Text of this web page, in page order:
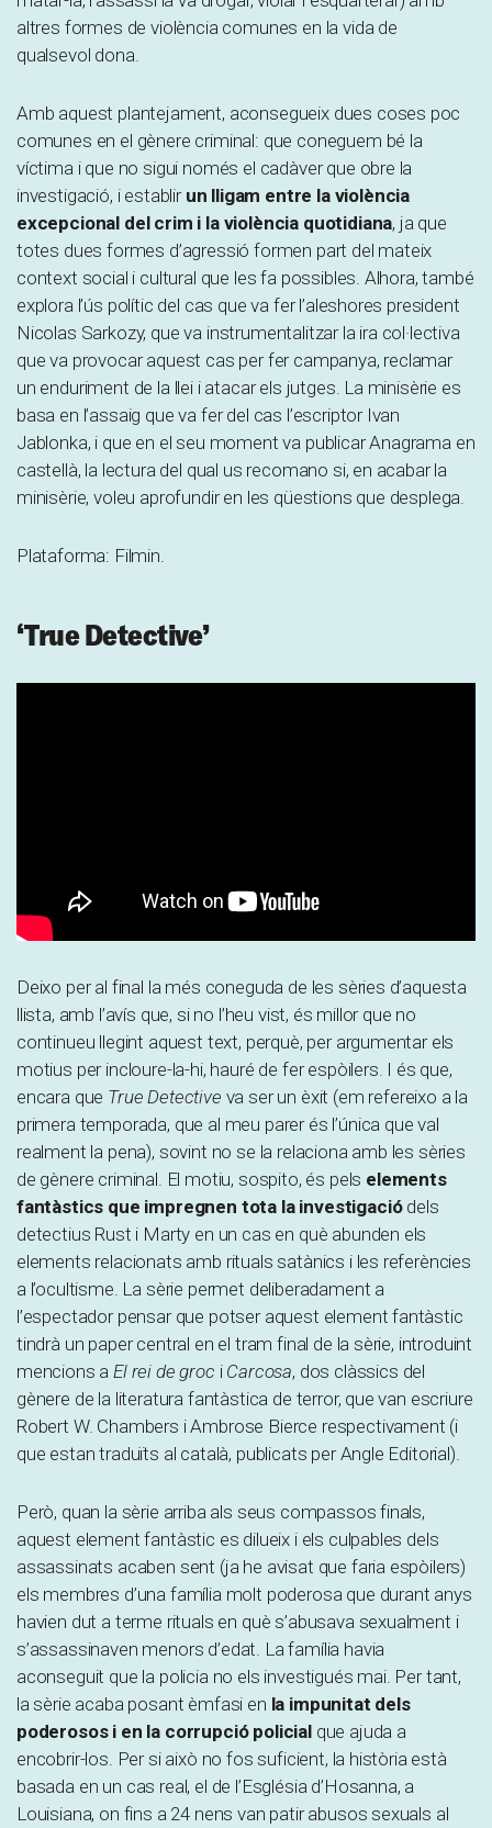
altres formes de violència comunes en la vida de
qualsevol dona.
Amb aquest plantejament, aconsegueix dues coses poc
comunes en el gènere criminal: que coneguem bé la
víctima i que no sigui només el cadàver que obre la
investigació, i establir un lligam entre la violència
excepcional del crim i la violència quotidiana, ja que
totes dues formes d’agressió formen part del mateix
context social i cultural que les fa possibles. Alhora, també
explora l’ús polític del cas que va fer l’aleshores president
Nicolas Sarkozy, que va instrumentalitzar la ira col·lectiva
que va provocar aquest cas per fer campanya, reclamar
un enduriment de la llei i atacar els jutges. La minisèrie es
basa en l’assaig que va fer del cas l’escriptor Ivan
Jablonka, i que en el seu moment va publicar Anagrama en
castellà, la lectura del qual us recomano si, en acabar la
minisèrie, voleu aprofundir en les qüestions que desplega.
Plataforma: Filmin.
‘True Detective’
Deixo per al final la més coneguda de les sèries d’aquesta
llista, amb l’avís que, si no l’heu vist, és millor que no
continueu llegint aquest text, perquè, per argumentar els
motius per incloure-la-hi, hauré de fer espòilers. I és que,
encara que True Detective va ser un èxit (em refereixo a la
primera temporada, que al meu parer és l’única que val
realment la pena), sovint no se la relaciona amb les sèries
de gènere criminal. El motiu, sospito, és pels elements
fantàstics que impregnen tota la investigaciódels
detectius Rust i Marty en un cas en què abunden els
elements relacionats amb rituals satànics i les referències
a l’ocultisme. La sèrie permet deliberadament a
l’espectador pensar que potser aquest element fantàstic
tindrà un paper central en el tram final de la sèrie, introduint
mencions aEl rei de groc i Carcosa, dos clàssics del
gènere de la literatura fantàstica de terror, que van escriure
Robert W. Chambers i Ambrose Bierce respectivament (i
que estan traduïts al català, publicats per Angle Editorial).
Però, quan la sèrie arriba als seus compassos finals,
aquest element fantàstic es dilueix i els culpables dels
assassinats acaben sent (ja he avisat que faria espòilers)
els membres d’una família molt poderosa que durant anys
havien dut a terme rituals en què s’abusava sexualment i
s’assassinaven menors d’edat. La família havia
aconseguit que la policia no els investigués mai. Per tant,
la sèrie acaba posant èmfasi en la impunitat dels
poderosos i en la corrupció policialque ajuda a
encobrir-los. Per si això no fos suficient, la història està
basada en un cas real, el de l’Església d’Hosanna, a
Louisiana, on fins a 24 nens van patir abusos sexuals al